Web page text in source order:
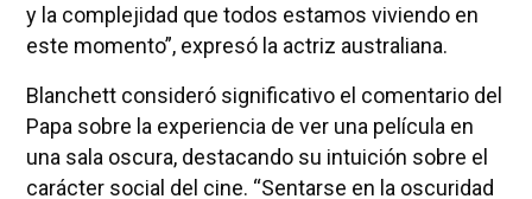
y la complejidad que todos estamos viviendo en
este momento”, expresó la actriz australiana.
Blanchett consideró significativo el comentario del
Papa sobre la experiencia de ver una película en
una sala oscura, destacando su intuición sobre el
carácter social del cine. “Sentarse en la oscuridad